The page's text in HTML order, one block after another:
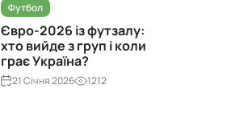
Футбол
Євро-2026 із футзалу:
хто вийде з груп і коли
грає Україна?
21 Січня 2026 1212